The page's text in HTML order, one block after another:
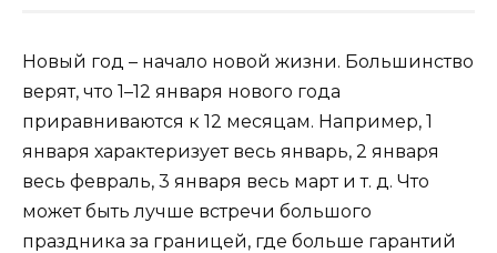
Новый год – начало новой жизни. Большинство
верят, что 1–12 января нового года
приравниваются к 12 месяцам. Например, 1
января характеризует весь январь, 2 января
весь февраль, 3 января весь март и т. д. Что
может быть лучше встречи большого
праздника за границей, где больше гарантий